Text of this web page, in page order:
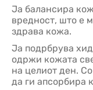
Ја балансира
вредност, што е
здрава кожа.
Ја подрбрува
одржи кожата
на целиот ден.
да ги апсорбира